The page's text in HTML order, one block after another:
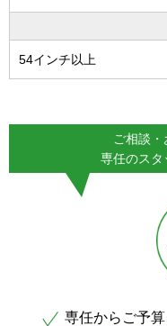
54インチ以上
ご相談
専任のスタ
専任からご予